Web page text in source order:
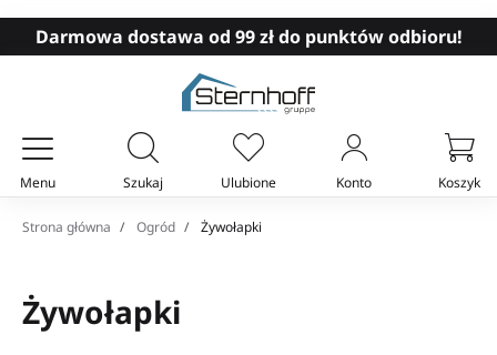
Darmowa dostawa od 99 zł do punktów odbioru!
Menu Szukaj Ulubione Konto Koszyk
Twój koszyk
Strona główna Ogród Żywołapki
Żywołapki